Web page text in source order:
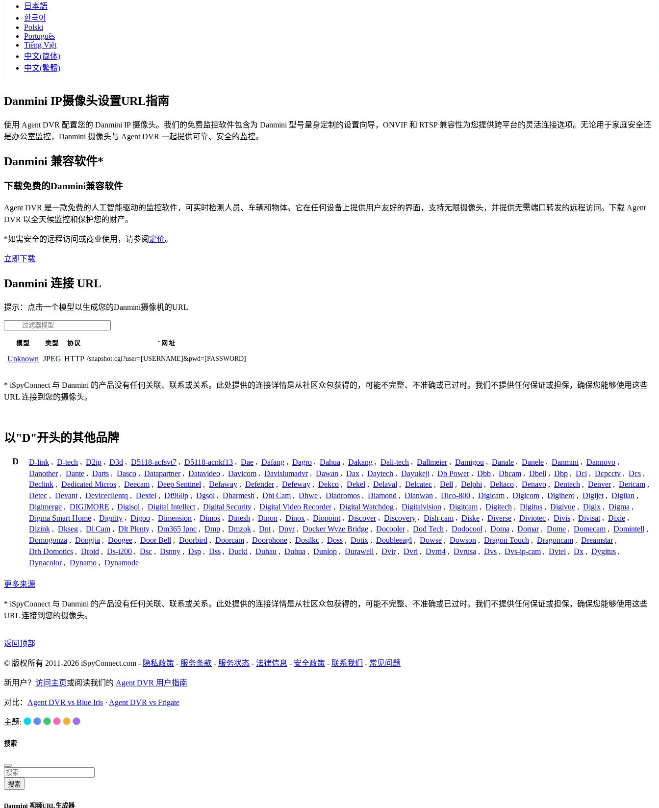
日本語
한국어
Polski
Português
Tiếng Việt
中文(简体)
中文(繁體)
Danmini IP摄像头设置URL指南
使用 Agent DVR 配置您的 Danmini IP 摄像头。我们的免费监控软件包含为 Danmini 型号量身定制的设置向导，ONVIF 和 RTSP 兼容性为您提供跨平台的灵活连接选项。无论用于家庭安全还
是办公室监控，Danmini 摄像头与 Agent DVR 一起提供可靠、安全的监控。
Danmini 兼容软件*
下载免费的Danmini兼容软件
Agent DVR 是一款免费的人工智能驱动的监控软件，可实时检测人员、车辆和物体。它在任何设备上提供用户友好的界面，支持无限摄像头，并提供无需端口转发的远程访问。下载 Agent
DVR 以全天候监控和保护您的财产。
*如需安全的远程访问或商业使用，请参阅 定价。
立即下载
Danmini 连接 URL
提示：点击一个模型以生成您的Danmini摄像机的URL
模型 类型 协议 "网址
Unknown JPEG HTTP /snapshot.cgi?user=[USERNAME]&pwd=[PASSWORD]
* iSpyConnect 与 Danmini 的产品没有任何关联、联系或关系。此处提供的连接详情是从社区众包获得的，可能不完整、不准确或已过时。我们不提供任何保证或担保，确保您能够使用这些
URL 连接到您的摄像头。
以"D"开头的其他品牌
D D-link , D-tech , D2ip , D3d , D5118-acfsvt7 , D5118-acnkf13 , Dae , Dafang , Dagro , Dahua , Dakang , Dali-tech , Dallmeier , Damigou , Danale , Danele , Danmini , Dannovo ,
Danother , Dante , Darts , Dasco , Datapartner , Datavideo , Davicom , Davislumadvr , Dawan , Dax , Daytech , Dayukeji , Db Power , Dbb , Dbcam , Dbell , Dbp , Dcl , Dcpcctv , Dcs ,
Declink , Dedicated Micros , Deecam , Deep Sentinel , Defaway , Defender , Defeway , Dekco , Dekel , Delaval , Delcatec , Dell , Delphi , Deltaco , Denavo , Dentech , Denver , Dericam ,
Detec , Devant , Deviceclientq , Dextel , Df960p , Dgsol , Dharmesh , Dhi Cam , Dhwe , Diadromos , Diamond , Dianwan , Dico-800 , Digicam , Digicom , Digihero , Digijet , Digilan ,
Digimerge , DIGIMORE , Digisol , Digital Intellect , Digital Security , Digital Video Recorder , Digital Watchdog , Digitalvision , Digitcam , Digitech , Digitus , Digivue , Digix , Digma ,
Digma Smart Home , Dignity , Digoo , Dimension , Dimos , Dinesh , Dinon , Dinox , Diopoint , Discover , Discovery , Dish-cam , Diske , Diverse , Diviotec , Divis , Divisat , Dixie ,
Dizink , Dkseg , Dl Cam , Dlt Plenty , Dm365 Ipnc , Dmp , Dmzok , Dnt , Dnvr , Docker Wyze Bridge , Docooler , Dod Tech , Dodocool , Doma , Domar , Dome , Domecam , Domintell ,
Domogonza , Dongjia , Doogee , Door Bell , Doorbird , Doorcam , Doorphone , Dosilkc , Doss , Dotix , Doubleeagl , Dowse , Dowson , Dragon Touch , Dragoncam , Dreamstar ,
Drh Domotics , Droid , Ds-i200 , Dsc , Dsnny , Dsp , Dss , Ducki , Duhau , Duhua , Dunlop , Durawell , Dvir , Dvri , Dvrn4 , Dvrusa , Dvs , Dvs-ip-cam , Dvtel , Dx , Dygitus ,
Dynacolor , Dynamo , Dynamode
更多来源
* iSpyConnect 与 Danmini 的产品没有任何关联、联系或关系。此处提供的连接详情是从社区众包获得的，可能不完整、不准确或已过时。我们不提供任何保证或担保，确保您能够使用这些
URL 连接到您的摄像头。
返回顶部
© 版权所有 2011-2026 iSpyConnect.com - 隐私政策 - 服务条款 - 服务状态 - 法律信息 - 安全政策 - 联系我们 - 常见问题
新用户？ 访问主页或阅读我们的 Agent DVR 用户指南
对比： Agent DVR vs Blue Iris · Agent DVR vs Frigate
主题:
搜索
搜索
Danmini 视频URL生成器